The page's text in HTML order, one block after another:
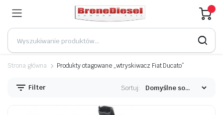
Strona główna Produkty otagowane „wtryskiwacz Fiat Ducato”
Filter Sortuj: